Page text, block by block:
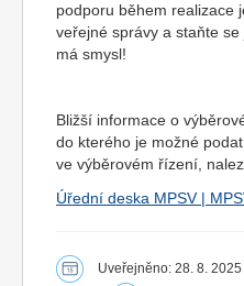
podporu během realizace
veřejné správy a staňte
má smysl!
Bližší informace o
do kterého je možné
ve výběrovém řízení,
Úřední deska MPSV |
Uveřejněno: 28. 8. 2025